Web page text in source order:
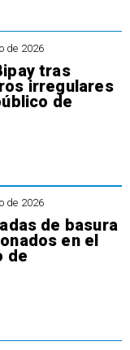
de 2026
tras
irregulares
de
de 2026
de basura
en el
de